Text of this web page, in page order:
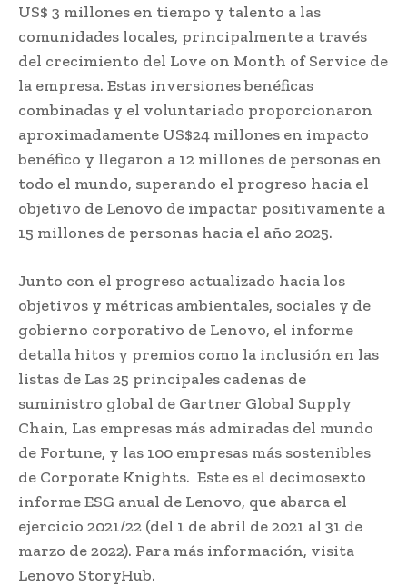
US$ 3 millones en tiempo y talento a las
comunidades locales, principalmente a través
del crecimiento del Love on Month of Service de
la empresa. Estas inversiones benéficas
combinadas y el voluntariado proporcionaron
aproximadamente US$24 millones en impacto
benéfico y llegaron a 12 millones de personas en
todo el mundo, superando el progreso hacia el
objetivo de Lenovo de impactar positivamente a
15 millones de personas hacia el año 2025.
Junto con el progreso actualizado hacia los
objetivos y métricas ambientales, sociales y de
gobierno corporativo de Lenovo, el informe
detalla hitos y premios como la inclusión en las
listas de Las 25 principales cadenas de
suministro global de Gartner Global Supply
Chain, Las empresas más admiradas del mundo
de Fortune, y las 100 empresas más sostenibles
de Corporate Knights. Este es el decimosexto
informe ESG anual de Lenovo, que abarca el
ejercicio 2021/22 (del 1 de abril de 2021 al 31 de
marzo de 2022). Para más información, visita
Lenovo StoryHub.